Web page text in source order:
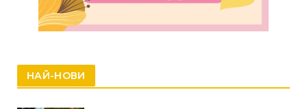
НАЙ-НОВИ